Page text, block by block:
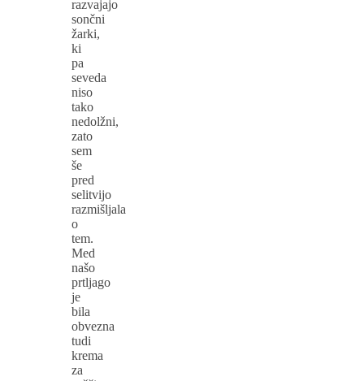
razvajajo
sončni
žarki,
ki
pa
seveda
niso
tako
nedolžni,
zato
sem
še
pred
selitvijo
razmišljala
o
tem.
Med
našo
prtljago
je
bila
obvezna
tudi
krema
za